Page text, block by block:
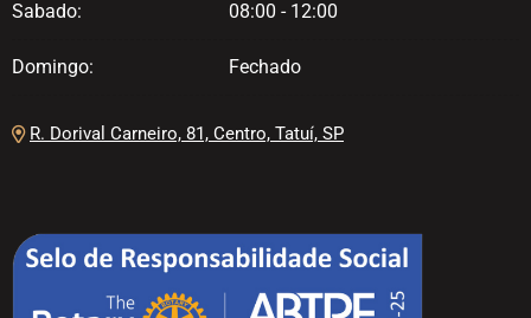
Sabado: 08:00 - 12:00
Domingo: Fechado
R. Dorival Carneiro, 81, Centro, Tatuí, SP